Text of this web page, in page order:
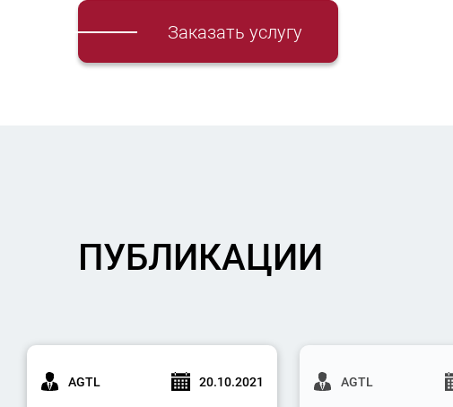
Заказать услугу
ПУБЛИКАЦИИ
AGTL 20.10.2021 AGTL